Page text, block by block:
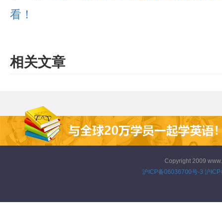
看！
相关文章
Copyright 2009
沪ICP备06036700号-3 沪